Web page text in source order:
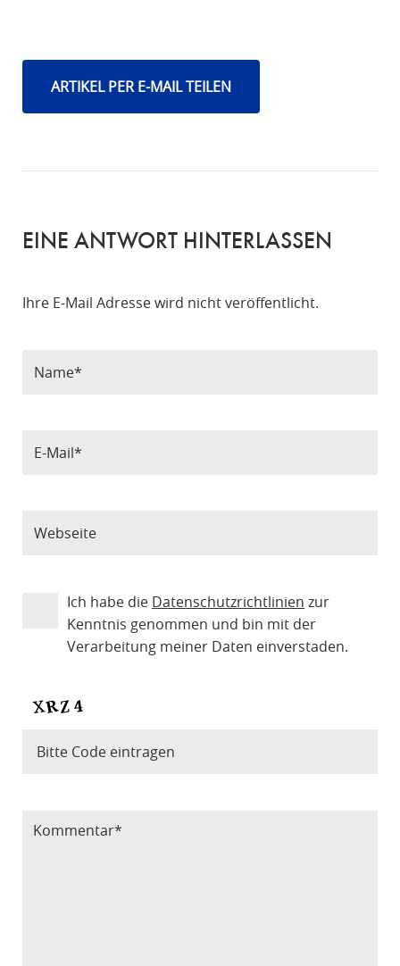
ARTIKEL PER E-MAIL TEILEN
EINE ANTWORT HINTERLASSEN
Ihre E-Mail Adresse wird nicht veröffentlicht.
Ich habe die Datenschutzrichtlinien zur
Kenntnis genommen und bin mit der
Verarbeitung meiner Daten einverstaden.